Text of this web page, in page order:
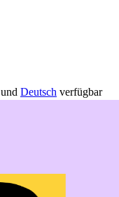
und Deutsch verfügbar